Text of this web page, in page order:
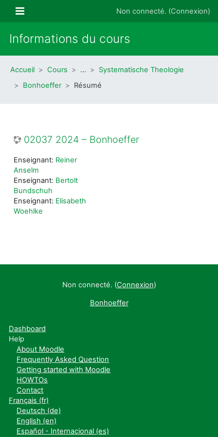
Panneau latéral Non connecté. (Connexion)
Informations du cours
Accueil Cours …
Systematische Theologie
Bonhoeffer
Résumé
02037 2024 – Bonhoeffer
Enseignant: Reiner
Anselm
Enseignant: Bertolt
Bundschuh
Enseignant: Elisabeth
Woehlke
Non connecté. (Connexion)
Bonhoeffer
Dashboard
Help
About Moodle
Frequently Asked Question
Getting started with Moodle
HOWTOs
Contact
Français ‎(fr)‎
Deutsch ‎(de)‎
English ‎(en)‎
Español - Internacional ‎(es)‎